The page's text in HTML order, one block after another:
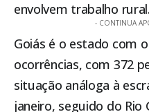
envolvem trabalho rural.
- CONTINUA
Goiás é o estado com
ocorrências, com 372
situação análoga à
janeiro, seguido do Rio